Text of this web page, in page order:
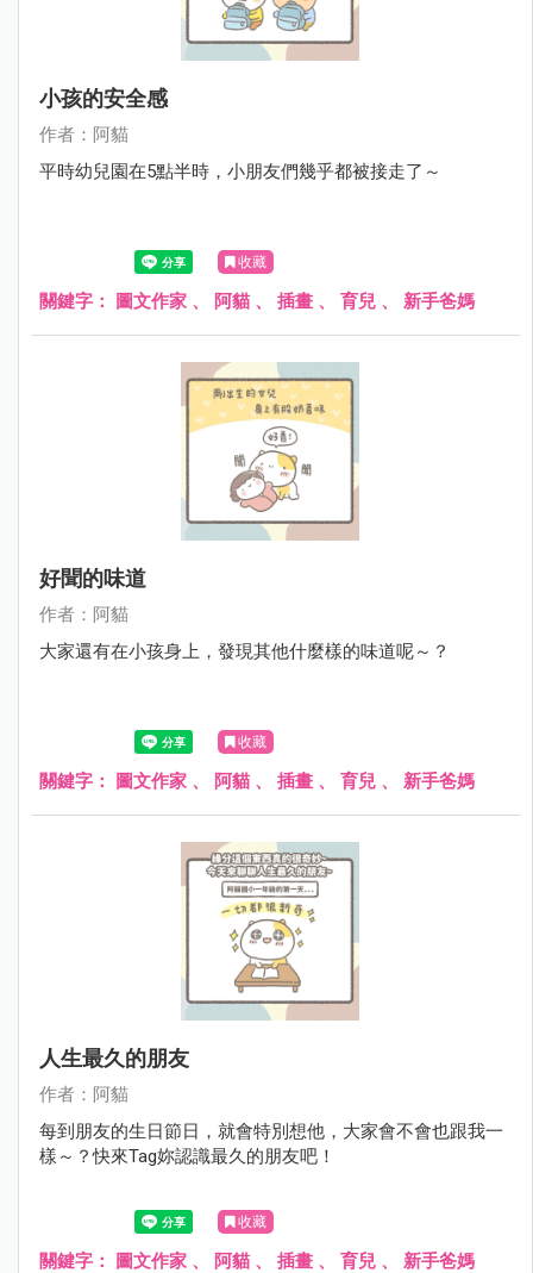
小孩的安全感
作者：阿貓
平時幼兒園在5點半時，小朋友們幾乎都被接走了～
收藏
關鍵字： 圖文作家 、 阿貓 、 插畫 、 育兒 、 新手爸媽
好聞的味道
作者：阿貓
大家還有在小孩身上，發現其他什麼樣的味道呢～？
收藏
關鍵字： 圖文作家 、 阿貓 、 插畫 、 育兒 、 新手爸媽
人生最久的朋友
作者：阿貓
每到朋友的生日節日，就會特別想他，大家會不會也跟我一
樣～？快來Tag妳認識最久的朋友吧！
收藏
關鍵字： 圖文作家 、 阿貓 、 插畫 、 育兒 、 新手爸媽